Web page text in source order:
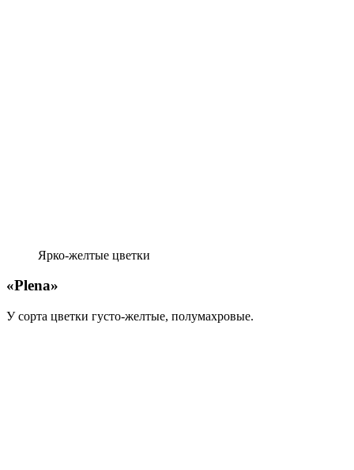
Ярко-желтые цветки
«Plena»
У сорта цветки густо-желтые, полумахровые.